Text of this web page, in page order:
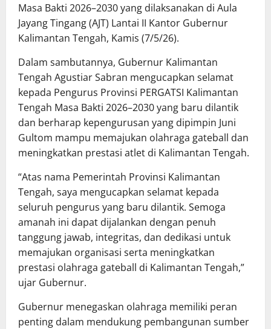
Masa Bakti 2026–2030 yang dilaksanakan di Aula
Jayang Tingang (AJT) Lantai II Kantor Gubernur
Kalimantan Tengah, Kamis (7/5/26).
Dalam sambutannya, Gubernur Kalimantan
Tengah Agustiar Sabran mengucapkan selamat
kepada Pengurus Provinsi PERGATSI Kalimantan
Tengah Masa Bakti 2026–2030 yang baru dilantik
dan berharap kepengurusan yang dipimpin Juni
Gultom mampu memajukan olahraga gateball dan
meningkatkan prestasi atlet di Kalimantan Tengah.
“Atas nama Pemerintah Provinsi Kalimantan
Tengah, saya mengucapkan selamat kepada
seluruh pengurus yang baru dilantik. Semoga
amanah ini dapat dijalankan dengan penuh
tanggung jawab, integritas, dan dedikasi untuk
memajukan organisasi serta meningkatkan
prestasi olahraga gateball di Kalimantan Tengah,”
ujar Gubernur.
Gubernur menegaskan olahraga memiliki peran
penting dalam mendukung pembangunan sumber